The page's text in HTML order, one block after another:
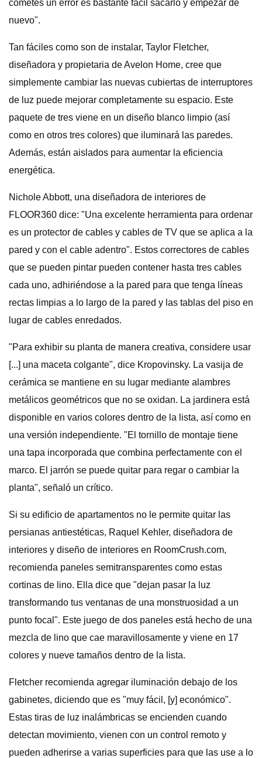
cometes un error es bastante fácil sacarlo y empezar de
nuevo".
Tan fáciles como son de instalar, Taylor Fletcher,
diseñadora y propietaria de Avelon Home, cree que
simplemente cambiar las nuevas cubiertas de interruptores
de luz puede mejorar completamente su espacio. Este
paquete de tres viene en un diseño blanco limpio (así
como en otros tres colores) que iluminará las paredes.
Además, están aislados para aumentar la eficiencia
energética.
Nichole Abbott, una diseñadora de interiores de
FLOOR360 dice: "Una excelente herramienta para ordenar
es un protector de cables y cables de TV que se aplica a la
pared y con el cable adentro". Estos correctores de cables
que se pueden pintar pueden contener hasta tres cables
cada uno, adhiriéndose a la pared para que tenga líneas
rectas limpias a lo largo de la pared y las tablas del piso en
lugar de cables enredados.
"Para exhibir su planta de manera creativa, considere usar
[...] una maceta colgante", dice Kropovinsky. La vasija de
cerámica se mantiene en su lugar mediante alambres
metálicos geométricos que no se oxidan. La jardinera está
disponible en varios colores dentro de la lista, así como en
una versión independiente. "El tornillo de montaje tiene
una tapa incorporada que combina perfectamente con el
marco. El jarrón se puede quitar para regar o cambiar la
planta", señaló un crítico.
Si su edificio de apartamentos no le permite quitar las
persianas antiestéticas, Raquel Kehler, diseñadora de
interiores y diseño de interiores en RoomCrush.com,
recomienda paneles semitransparentes como estas
cortinas de lino. Ella dice que "dejan pasar la luz
transformando tus ventanas de una monstruosidad a un
punto focal". Este juego de dos paneles está hecho de una
mezcla de lino que cae maravillosamente y viene en 17
colores y nueve tamaños dentro de la lista.
Fletcher recomienda agregar iluminación debajo de los
gabinetes, diciendo que es "muy fácil, [y] económico".
Estas tiras de luz inalámbricas se encienden cuando
detectan movimiento, vienen con un control remoto y
pueden adherirse a varias superficies para que las use a lo